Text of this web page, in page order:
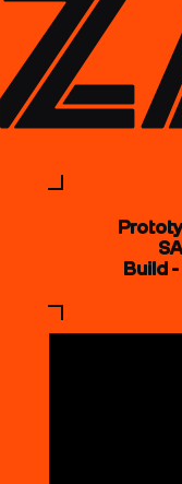
Build